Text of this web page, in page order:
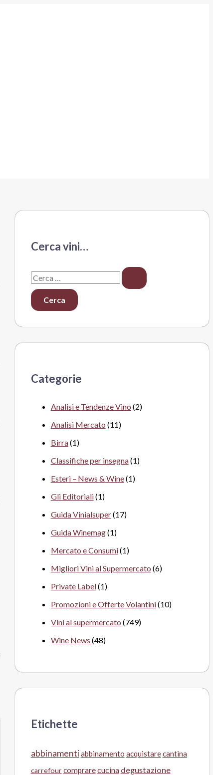
Cerca vini…
C
e
r
Categorie
Analisi e Tendenze Vino (2)
Analisi Mercato (11)
Birra(1)
Classifiche per insegna(1)
Esteri – News & Wine(1)
Gli Editoriali(1)
Guida Vinialsuper(17)
Guida Winemag(1)
Mercato e Consumi(1)
Migliori Vini al Supermercato (6)
Private Label(1)
Promozioni e Offerte Volantini(10)
Vini al supermercato (749)
Wine News (48)
Etichette
abbinamentiabbinamento acquistarecantina
carrefour comprarecucina degustazione